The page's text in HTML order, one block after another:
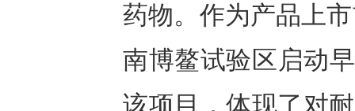
药物。作为产品上
南博鳌试验区启动
该项目，体现了对